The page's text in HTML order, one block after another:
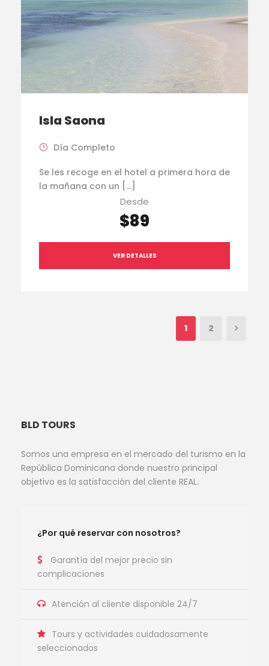
Isla Saona
Día Completo
Se les recoge en el hotel a primera hora de
la mañana con un […]
Desde
$89
VER DETALLES
1 2
BLD TOURS
Somos una empresa en el mercado del turismo en la
República Dominicana donde nuestro principal
objetivo es la satisfacción del cliente REAL.
¿Por qué reservar con nosotros?
Garantía del mejor precio sin
complicaciones
Atención al cliente disponible 24/7
Tours y actividades cuidadosamente
seleccionados